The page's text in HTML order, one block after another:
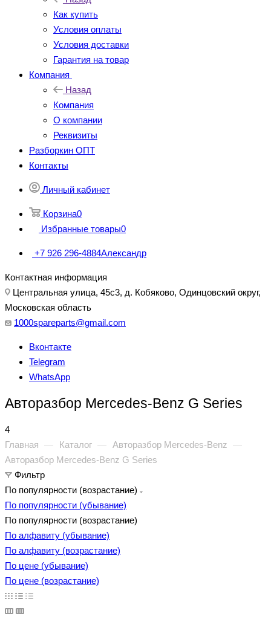
Как купить
Условия оплаты
Условия доставки
Гарантия на товар
Компания
Назад
Компания
О компании
Реквизиты
Разборкин ОПТ
Контакты
Личный кабинет
Корзина0
Избранные товары0
+7 926 296-4884Александр
Контактная информация
Центральная улица, 45с3, д. Кобяково, Одинцовский округ,
Московская область
1000spareparts@gmail.com
Вконтакте
Telegram
WhatsApp
Авторазбор Mercedes-Benz G Series
4
Главная — Каталог — Авторазбор Mercedes-Benz —
Авторазбор Mercedes-Benz G Series
Фильтр
По популярности (возрастание)
По популярности (убывание)
По популярности (возрастание)
По алфавиту (убывание)
По алфавиту (возрастание)
По цене (убывание)
По цене (возрастание)